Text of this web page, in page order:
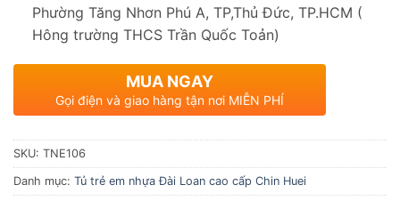
Phường Tăng Nhơn Phú A, TP,Thủ Đức, TP.HCM (
Hông trường THCS Trần Quốc Toản)
MUA NGAY
Gọi điện và giao hàng tận nơi MIỄN PHÍ
SKU: TNE106
Danh mục: Tủ trẻ em nhựa Đài Loan cao cấp Chin Huei